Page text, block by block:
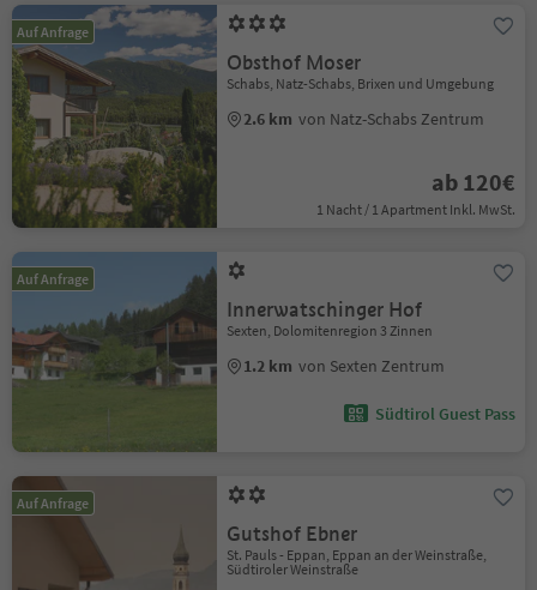
Auf Anfrage
Obsthof Moser
Schabs, Natz-Schabs, Brixen und Umgebung
2.6 km von Natz-Schabs Zentrum
ab 120€
1 Nacht / 1 Apartment Inkl. MwSt.
Auf Anfrage
Innerwatschinger Hof
Sexten, Dolomitenregion 3 Zinnen
1.2 km von Sexten Zentrum
Südtirol Guest Pass
Auf Anfrage
Gutshof Ebner
St. Pauls - Eppan, Eppan an der Weinstraße,
Südtiroler Weinstraße